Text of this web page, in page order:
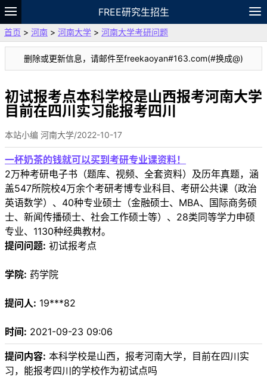
FREE研究生招生
题库
故事 专题 APP 笔记
VIP
资料
首页 > 河南 > 河南大学 > 河南大学考研问题
删除或更新信息，请邮件至freekaoyan#163.com(#换成@)
初试报考点本科学校是山西报考河南大学
目前在四川实习能报考四川
本站小编 河南大学/2022-10-17
一杯奶茶的钱就可以买到考研专业课资料！
2万种考研电子书（题库、视频、全套资料）及历年真题，涵
盖547所院校4万余个考研考博专业科目、考研公共课（政治
英语数学）、40种专业硕士（金融硕士、MBA、国际商务硕
士、新闻传播硕士、社会工作硕士等）、28类同等学力申硕
专业、1130种经典教材。
提问问题: 初试报考点
学院: 药学院
提问人: 19***82
时间: 2021-09-23 09:06
提问内容: 本科学校是山西，报考河南大学，目前在四川实
习，能报考四川的学校作为初试点吗